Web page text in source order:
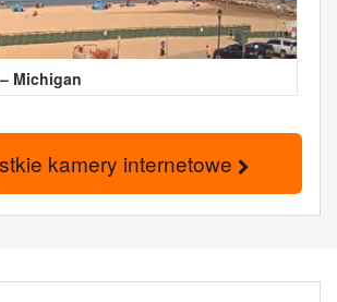
Michigan
kamery internetowe